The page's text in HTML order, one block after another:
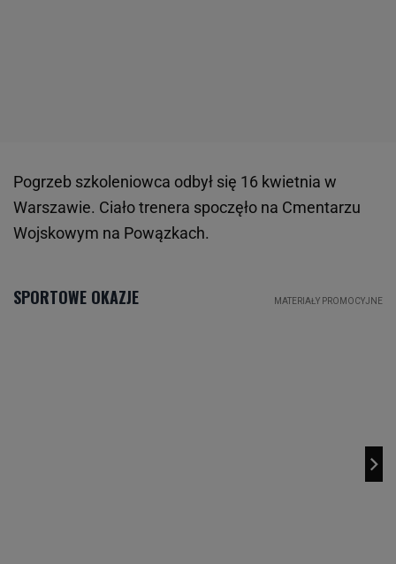
Pogrzeb szkoleniowca odbył się 16 kwietnia w
Warszawie. Ciało trenera spoczęło na Cmentarzu
Wojskowym na Powązkach.